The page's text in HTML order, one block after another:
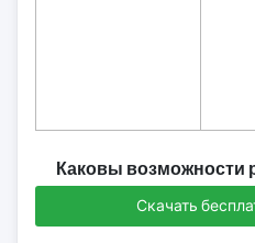
Каковы возможности
Скачать